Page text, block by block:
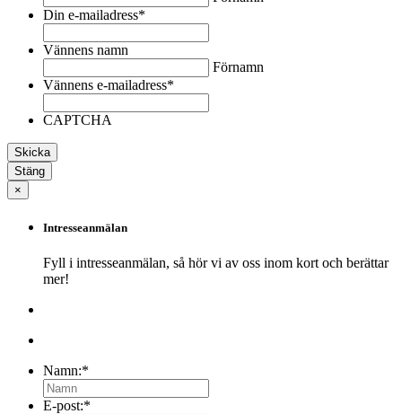
Din e-mailadress*
Vännens namn
Förnamn
Vännens e-mailadress*
CAPTCHA
Stäng
×
Intresseanmälan
Fyll i intresseanmälan, så hör vi av oss inom kort och berättar
mer!
Namn:*
E-post:*